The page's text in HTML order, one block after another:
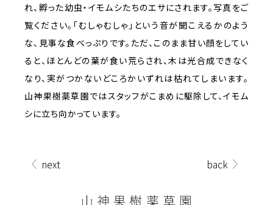
れ、孵った幼虫・イモムシたちのエサにされます。写真をご
覧ください。「むしゃむしゃ」という音が聞こえるかのよう
な、見事な食べっぷりです。ただ、このまま甘い顔をしてい
ると、ほとんどの葉が食い荒らされ、木は光合成できなく
なり、実がつかないどころかいずれは枯れてしまいます。
山神果樹薬草園ではスタッフがこまめに駆除して、イモム
シに立ち向かっています。
next back